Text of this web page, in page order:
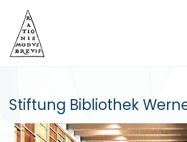
Stiftung Bibliothek